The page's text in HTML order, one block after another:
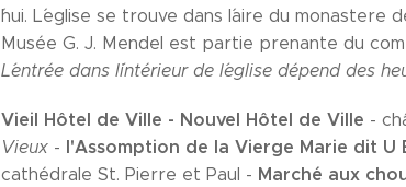
´hui. L´eglise se trouve dans l´aire du
Musée G. J. Mendel est partie prenante du
L´entrée dans l´intérieur de l´eglise dépend des
Vieil Hôtel de Ville - Nouvel Hôtel de Ville -
Vieux - l'Assomption de la Vierge Marie dit U
cathédrale St. Pierre et Paul - Marché aux